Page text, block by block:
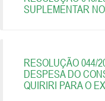
SUPLEMENTAR
RESOLUÇÃO 044/
DESPESA DO
QUIRIRI PARA O